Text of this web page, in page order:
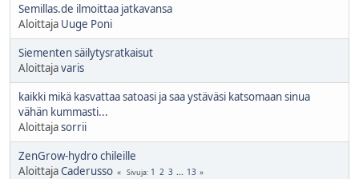
Semillas.de ilmoittaa jatkavansa
Aloittaja Uuge Poni
Siementen säilytysratkaisut
Aloittajavaris
kaikki mikä kasvattaa satoasi ja saa ystäväsi katsomaan sinua
vähän kummasti...
Aloittajasorrii
ZenGrow-hydro chileille
AloittajaCaderusso Sivuja 1 2 3 ... 13